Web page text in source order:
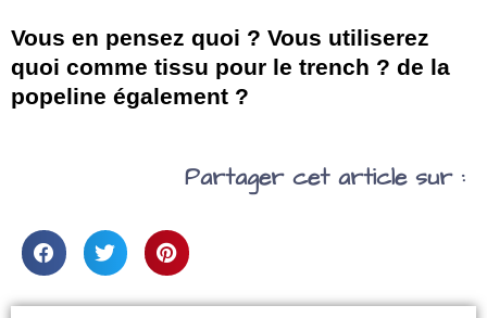
Vous en pensez quoi ? Vous utiliserez
quoi comme tissu pour le trench ? de la
popeline également ?
Partager cet article sur :